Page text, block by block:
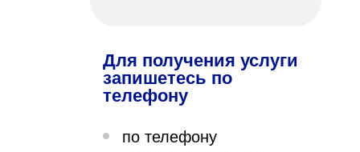
«Парус»
Для получения услуги
запишетесь по
телефону
по телефону